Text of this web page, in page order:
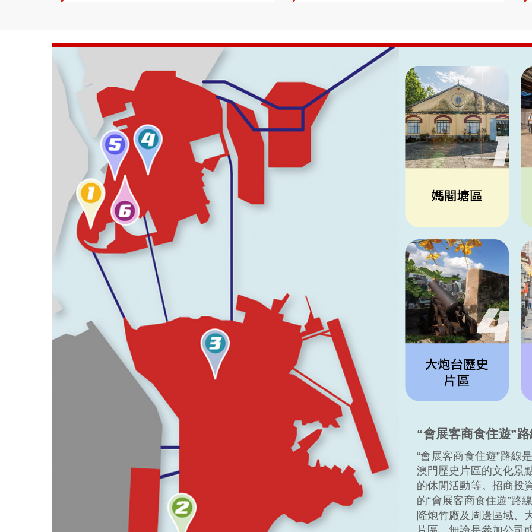
“會展客商食住遊”
“會展客商食住遊”路線
澳門歷史片區的文化景
的休閒活動等。招商投
的“會展客商食住遊”路
隆炮竹廠及周邊區域、